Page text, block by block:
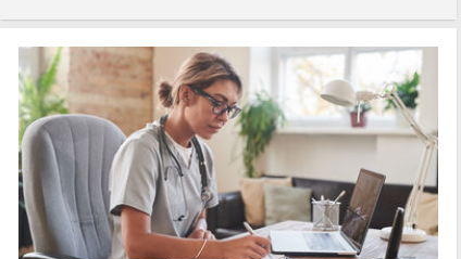
wirtschaftlich nie abgebildet hat
und inzwischen kräfte- und personalmäßig nicht mehr
zu leisten ist...
Der Keil in der Ärzteschaft wurde doch schon mit der
Neujustierung der Hausarzt-Facharzt-Termine weiter
getrieben: Seitdem gibt es einzelne Spezialisten, die
nur noch mit 200 % honoriert werden wollen aber a)
nur nachberaten oder b) nur untersuchen oder c)
sogar eine spätere Neuausstellung einer Überweisung
mit passendem Datum zur Terminvergabe forden bzw.